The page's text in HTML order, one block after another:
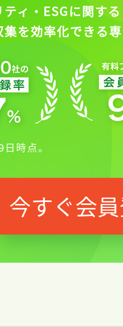
ィ・ESGに関する
を効率化できる
時点。
今すぐ会